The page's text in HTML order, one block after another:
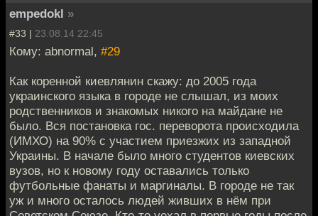
empedokl »
#33 | 23.08.14 22:45
Кому: abnormal, #29
Как коренной киевлянин скажу: до 2005 года
украинского языка в городе не слышал, из моих
родственников и знакомых никого на майдане не
было. Вся постановка гос. переворота происходила
(ИМХО) на 90% с участием приезжих из западной
Украины. В начале было много студентов киевских
вузов, но к новому году оставались только
футбольные фанаты и маргиналы. В городе не так
уж и много осталось людей живших в нём при